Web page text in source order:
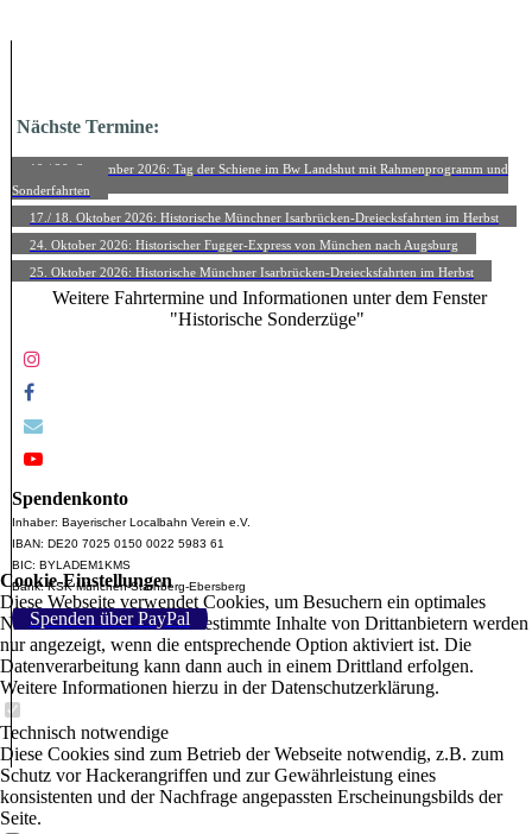
Nächste Termine:
19./ 20. September 2026: Tag der Schiene im Bw Landshut mit Rahmenprogramm und
Sonderfahrten
17./ 18. Oktober 2026: Historische Münchner Isarbrücken-Dreiecksfahrten im Herbst
24. Oktober 2026: Historischer Fugger-Express von München nach Augsburg
25. Oktober 2026: Historische Münchner Isarbrücken-Dreiecksfahrten im Herbst
Weitere Fahrtermine und Informationen unter dem Fenster
"Historische Sonderzüge"
Spendenkonto
Inhaber: Bayerischer Localbahn Verein e.V.
IBAN: DE20 7025 0150 0022 5983 61
BIC: BYLADEM1KMS
Bank: KSK München-Starnberg-Ebersberg
Spenden über PayPal
Cookie-Einstellungen
Diese Webseite verwendet Cookies, um Besuchern ein optimales
Nutzererlebnis zu bieten. Bestimmte Inhalte von Drittanbietern werden
nur angezeigt, wenn die entsprechende Option aktiviert ist. Die
Datenverarbeitung kann dann auch in einem Drittland erfolgen.
Weitere Informationen hierzu in der Datenschutzerklärung.
Technisch notwendige
Diese Cookies sind zum Betrieb der Webseite notwendig, z.B. zum
Schutz vor Hackerangriffen und zur Gewährleistung eines
konsistenten und der Nachfrage angepassten Erscheinungsbilds der
Seite.